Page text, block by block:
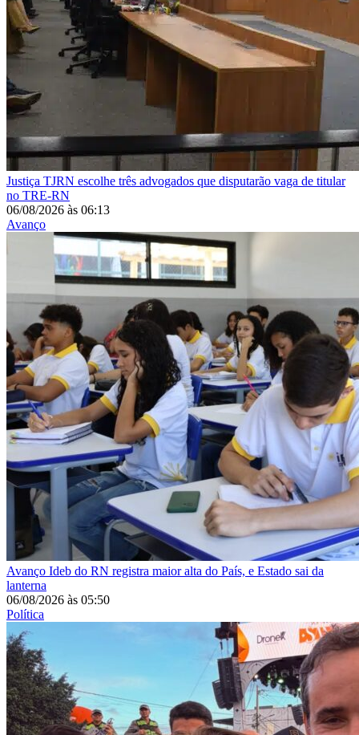
Justiça TJRN escolhe três advogados que disputarão vaga de titular
no TRE-RN
06/08/2026 às 06:13
Avanço
Avanço Ideb do RN registra maior alta do País, e Estado sai da
lanterna
06/08/2026 às 05:50
Política